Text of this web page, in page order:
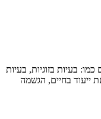
בעיות בזוגיות, בעיות
ייעוד בחיים, הגשמה